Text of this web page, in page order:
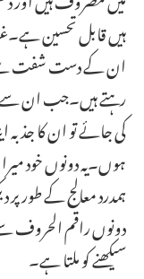
ہیں قابل تحسین
ان کے دست شفت سے
رہتے ہیں۔جب ان
کی جائے تو ان کا جذبہ
ہوں۔یہ دونوں خود
ہمدرد معالج کے طورپر
دونوں راقم الحروف
سیکھنے کو ملتا ہے۔